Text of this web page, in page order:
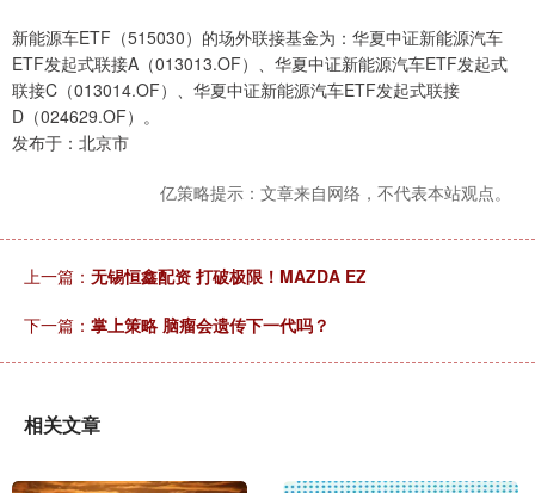
新能源车ETF（515030）的场外联接基金为：华夏中证新能源汽车
ETF发起式联接A（013013.OF）、华夏中证新能源汽车ETF发起式
联接C（013014.OF）、华夏中证新能源汽车ETF发起式联接
D（024629.OF）。
发布于：北京市
亿策略提示：文章来自网络，不代表本站观点。
上一篇： 无锡恒鑫配资 打破极限！MAZDA EZ
下一篇： 掌上策略 脑瘤会遗传下一代吗？
相关文章